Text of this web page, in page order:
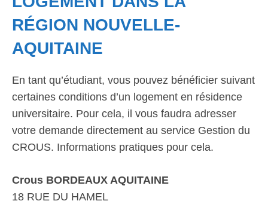
RÉGION NOUVELLE-
AQUITAINE
En tant qu’étudiant, vous pouvez bénéficier suivant
certaines conditions d’un logement en résidence
universitaire. Pour cela, il vous faudra adresser
votre demande directement au service Gestion du
CROUS. Informations pratiques pour cela.
Crous BORDEAUX AQUITAINE
18 RUE DU HAMEL